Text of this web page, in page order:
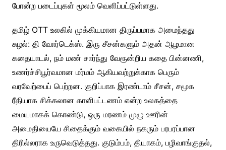
போன்ற படைப்புகள் மூலம் வெளிப்பட்டுள்ளது.
தமிழ் OTT உலகில் முக்கியமான திருப்பமாக அமைந்தது
சுழல்: தி வோர்டெக்ஸ். இரு சீசன்களும் அதன் ஆழமான
கதையாடல், நம் மண் சார்ந்து வேரூன்றிய கதை பின்னணி,
உணர்ச்சிபூர்வமான மர்மம் ஆகியவற்றுக்காக பெரும்
வரவேற்பைப் பெற்றன. குறிப்பாக இரண்டாம் சீசன், சமூக
ரீதியாக சிக்கலான காளிபட்டணம் என்ற உலகத்தை
மையமாகக் கொண்டு, ஒரு மரணம் முழு ஊரின்
அமைதியையே சிதைக்கும் வகையில் நகரும் பரபரப்பான
திரில்லராக உருவெடுத்தது. குடும்பம், தியாகம், பழிவாங்குதல்,